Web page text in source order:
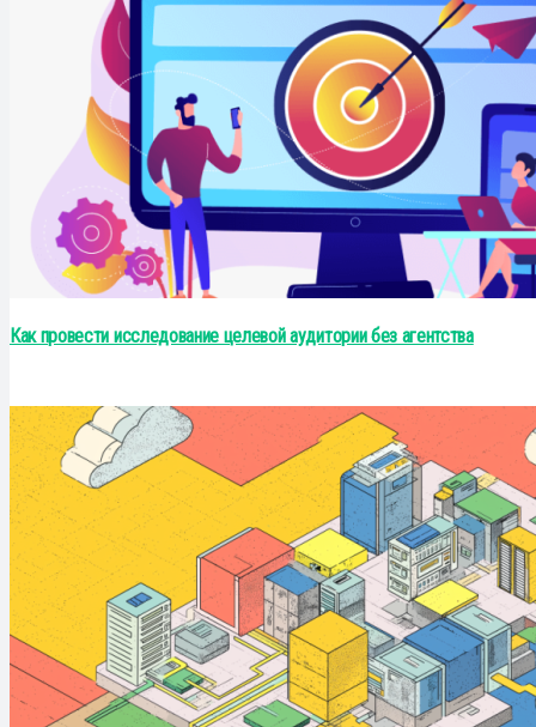
Как провести исследование целевой аудитории без агентства